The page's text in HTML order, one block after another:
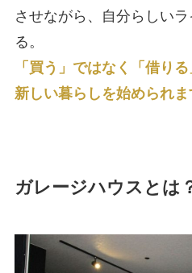
させながら、自分らしい
る。
「買う」ではなく「借り
新しい暮らしを始められま
ガレージハウスとは